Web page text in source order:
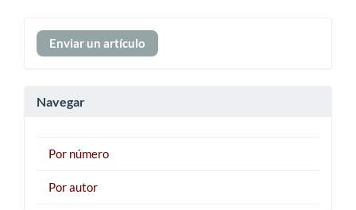
Enviar
un
Enviar un artículo
Navegar
Por número
Por autor